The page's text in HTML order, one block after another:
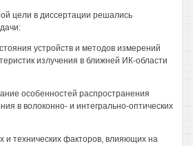
цели в диссертации решались
устройств и методов измерений
излучения в ближней ИК-области
особенностей распространения
в волоконно- и интегрально-оптических
и технических факторов, влияющих на